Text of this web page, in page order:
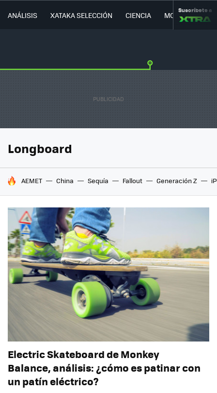
ANÁLISIS XATAKA SELECCIÓN CIENCIA MOVILIDAD
Suscríbete a
Longboard
HOY SE HABLA DE
AEMET China Sequía Fallout Generación Z
Electric Skateboard de Monkey
Balance, análisis: ¿cómo es patinar con
un patín eléctrico?